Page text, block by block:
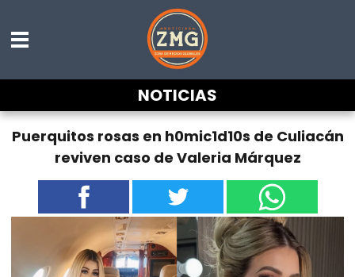
NOTICIAS
Puerquitos rosas en h0mic1d10s de Culiacán
reviven caso de Valeria Márquez